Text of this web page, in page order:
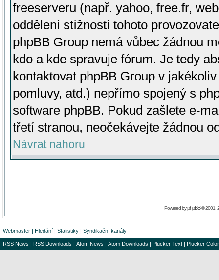
freeserveru (např. yahoo, free.fr,
oddělení stížností tohoto
phpBB Group nemá vůbec žádnou
kdo a kde spravuje fórum. Je tedy
kontaktovat phpBB Group v
pomluvy, atd.) nepřímo spojený s
software phpBB. Pokud zašlete e-
třetí stranou, neočekávejte žádnou
Návrat nahoru
Powered byphpBB© 2001,
Webmaster | Hledání | Statistiky | Syndikační kanály
RSS News | RSS Downloads | Atom News | Atom Downloads | Plucker Text | Plucker Color